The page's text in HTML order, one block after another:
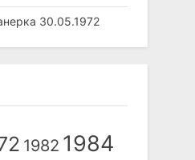
30.05.1972
1982 1984